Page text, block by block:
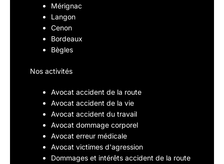
Mérignac
Langon
Cenon
Bordeaux
Bègles
Nos activités
Avocat accident de la route
Avocat accident de la vie
Avocat accident du travail
Avocat dommage corporel
Avocat erreur médicale
Avocat victimes d'agression
Dommages et intérêts accident de la route